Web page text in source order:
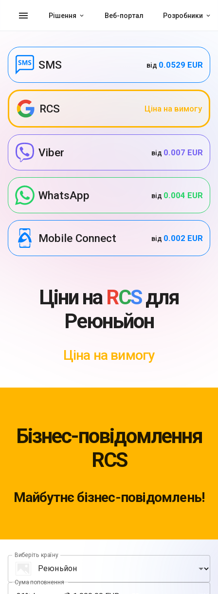
menu Рішення Веб-портал Розробники
SMS від 0.0529 EUR
RCS Ціна на вимогу
Viber від 0.007 EUR
WhatsApp від 0.004 EUR
Mobile Connect від 0.002 EUR
Ціни на RCSдля
Реюньйон
Ціна на вимогу
Бізнес-повідомлення
RCS
Майбутнє бізнес-повідомлень!
Виберіть країну
Сума поповнення